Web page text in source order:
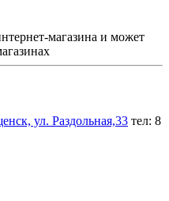
магазина и может
ул. Раздольная,33 тел: 8